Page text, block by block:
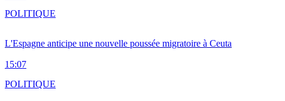
L'Espagne anticipe une nouvelle poussée migratoire à Ceuta
15:07
POLITIQUE
POLITIQUE